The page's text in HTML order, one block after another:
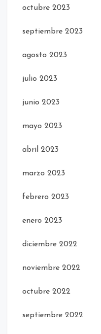
octubre 2023
septiembre 2023
agosto 2023
julio 2023
junio 2023
mayo 2023
abril 2023
marzo 2023
febrero 2023
enero 2023
diciembre 2022
noviembre 2022
octubre 2022
septiembre 2022